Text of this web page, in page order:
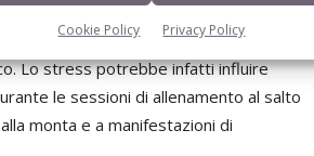
Cookie Policy Privacy Policy
adeguato, avere conoscenze e
calma e tranquillità, instaurando un
Lo stress potrebbe infatti influire
le sessioni di allenamento al salto
monta e a manifestazioni di